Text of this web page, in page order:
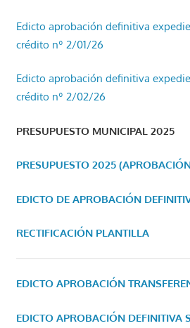
Edicto aprobación definitiva
crédito nº 2/01/26
Edicto aprobación definitiva
crédito nº 2/02/26
PRESUPUESTO MUNICIPAL 2025
PRESUPUESTO 2025
EDICTO DE APROBACIÓN
RECTIFICACIÓN PLANTILLA
EDICTO APROBACIÓN
EDICTO APROBACIÓN DEFINITIVA